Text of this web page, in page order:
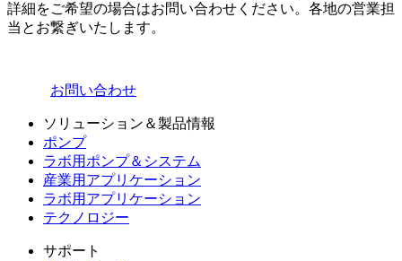
詳細をご希望の場合はお問い合わせください。各地の営業担
当とお繋ぎいたします。
お問い合わせ
ソリューション＆製品情報
ポンプ
ラボ用ポンプ＆システム
産業用アプリケーション
ラボ用アプリケーション
テクノロジー
サポート